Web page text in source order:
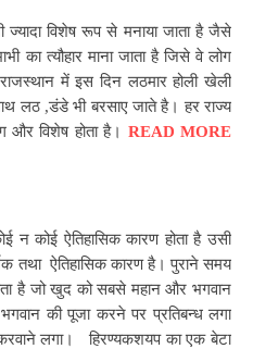
विशेष रूप से मनाया जाता है जैसे
का त्यौहार माना जाता है जिसे वे लोग
में इस दिन लठमार होली खेली
लठ ,डंडे भी बरसाए जाते है। हर राज्य
और विशेष होता है। READ MORE
न कोई ऐतिहासिक कारण होता है उसी
तथा ऐतिहासिक कारण है। पुराने समय
है जो खुद को सबसे महान और भगवान
की पूजा करने पर प्रतिबन्ध लगा
लगा। हिरण्यकशयप का एक बेटा